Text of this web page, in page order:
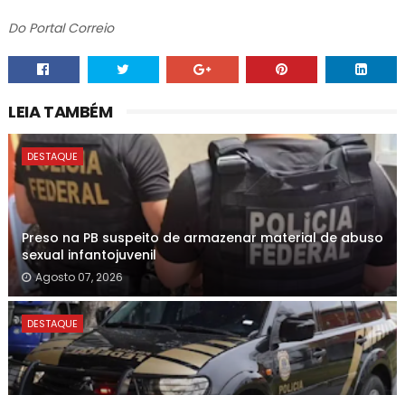
Do Portal Correio
LEIA TAMBÉM
DESTAQUE
Preso na PB suspeito de armazenar material de abuso
sexual infantojuvenil
Agosto 07, 2026
DESTAQUE